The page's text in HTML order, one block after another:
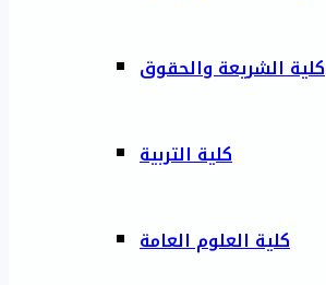
كلية الشريعة والحقوق
كلية التربية
كلية العلوم العامة